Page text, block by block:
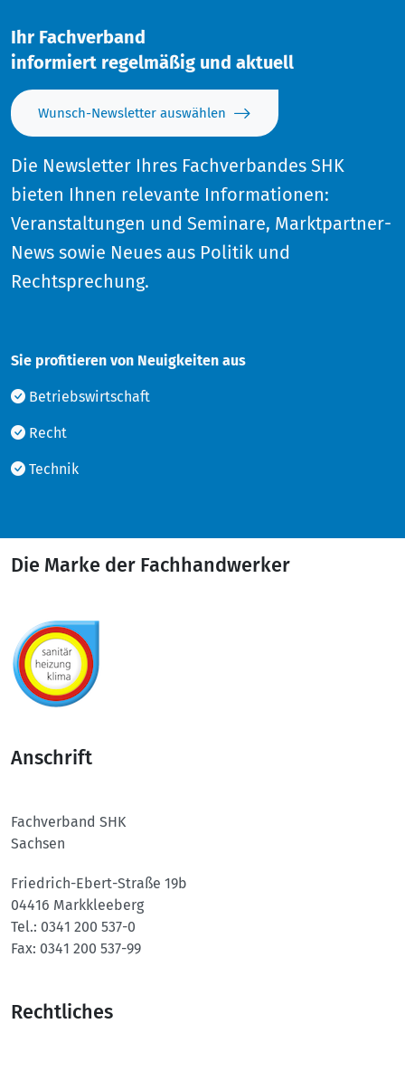
Ihr Fachverband
informiert regelmäßig und aktuell
Wunsch-Newsletter auswählen
Die Newsletter Ihres Fachverbandes SHK
bieten Ihnen relevante Informationen:
Veranstaltungen und Seminare, Marktpartner-
News sowie Neues aus Politik und
Rechtsprechung.
Sie profitieren von Neuigkeiten aus
Betriebswirtschaft
Recht
Technik
Die Marke der Fachhandwerker
Anschrift
Fachverband SHK
Sachsen
Friedrich-Ebert-Straße 19b
04416 Markkleeberg
Tel.: 0341 200 537-0
Fax: 0341 200 537-99
Rechtliches